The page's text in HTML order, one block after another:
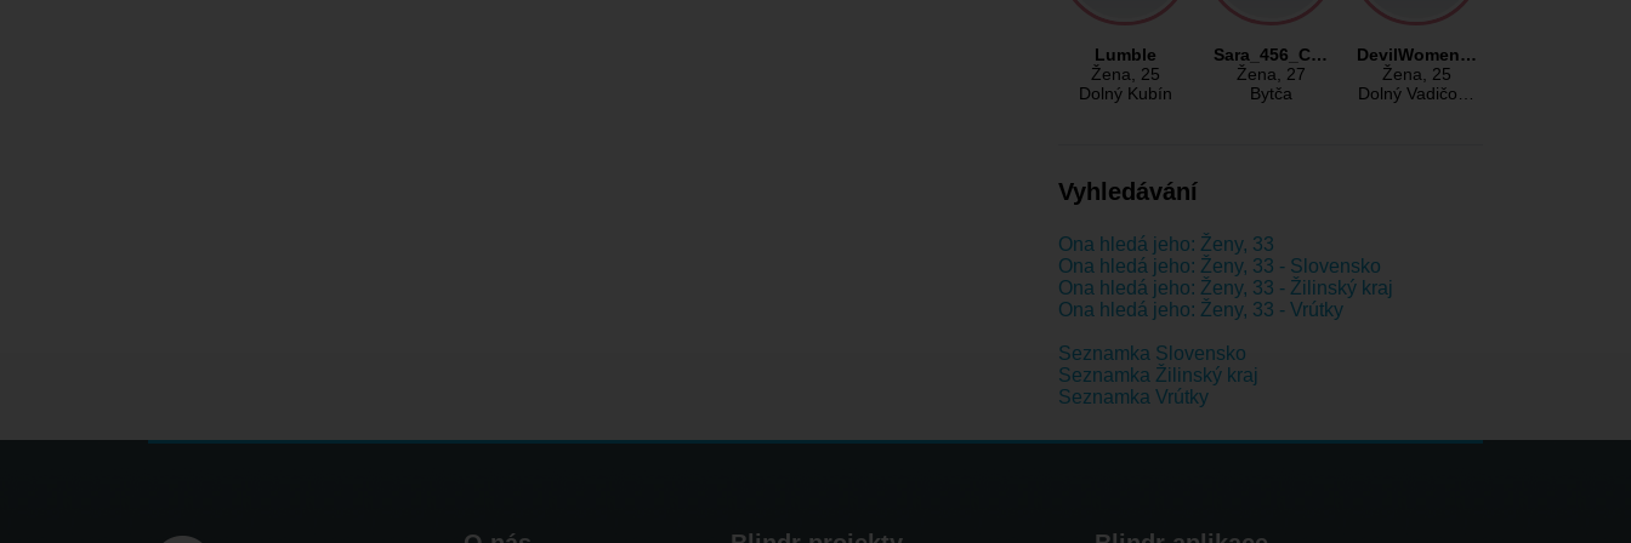
Lumble
Žena, 25
Dolný Kubín
Sara_456_C…
Žena, 27
Bytča
DevilWomen…
Žena, 25
Dolný Vadičo…
Vyhledávání
Ona hledá jeho: Ženy, 33
Ona hledá jeho: Ženy, 33 - Slovensko
Ona hledá jeho: Ženy, 33 - Žilinský kraj
Ona hledá jeho: Ženy, 33 - Vrútky
Seznamka Slovensko
Seznamka Žilinský kraj
Seznamka Vrútky